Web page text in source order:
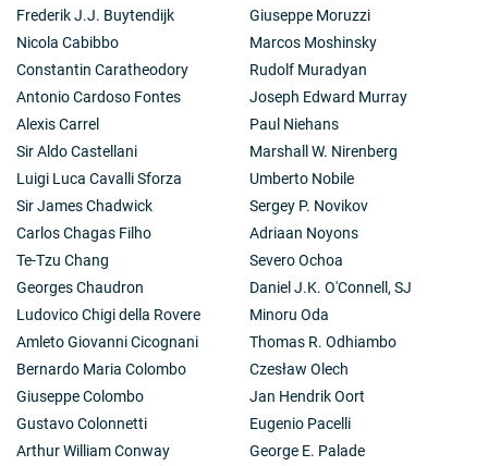
Frederik J.J. Buytendijk
Nicola Cabibbo
Constantin Caratheodory
Antonio Cardoso Fontes
Alexis Carrel
Sir Aldo Castellani
Luigi Luca Cavalli Sforza
Sir James Chadwick
Carlos Chagas Filho
Te-Tzu Chang
Georges Chaudron
Ludovico Chigi della Rovere
Amleto Giovanni Cicognani
Bernardo Maria Colombo
Giuseppe Colombo
Gustavo Colonnetti
Arthur William Conway
Giuseppe Moruzzi
Marcos Moshinsky
Rudolf Muradyan
Joseph Edward Murray
Paul Niehans
Marshall W. Nirenberg
Umberto Nobile
Sergey P. Novikov
Adriaan Noyons
Severo Ochoa
Daniel J.K. O'Connell, SJ
Minoru Oda
Thomas R. Odhiambo
Czesław Olech
Jan Hendrik Oort
Eugenio Pacelli
George E. Palade